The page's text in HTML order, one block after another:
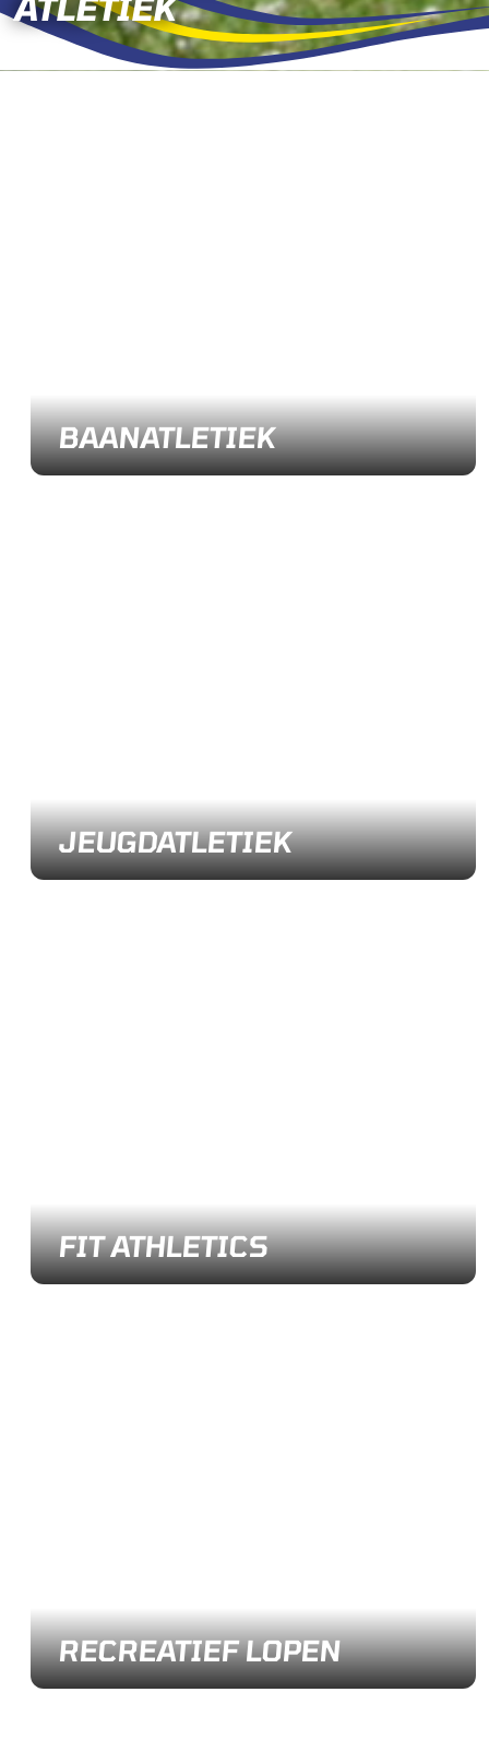
BAANATLETIEK
JEUGDATLETIEK
FIT ATHLETICS
RECREATIEF LOPEN